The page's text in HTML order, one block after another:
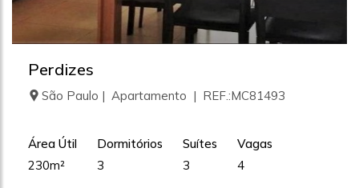
Perdizes
São Paulo | Apartamento | REF.:MC81493
Área Útil
230m²
Dormitórios
3
Suítes
3
Vagas
4